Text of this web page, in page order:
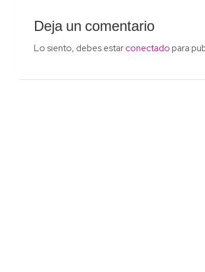
Deja un comentario
Lo siento, debes estar conectado para